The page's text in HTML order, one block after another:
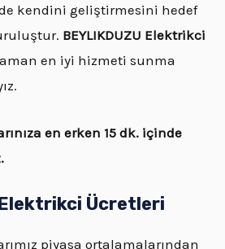
kendini geliştirmesini hedef
BEYLIKDUZU Elektrikci
en iyi hizmeti sunma
en erken 15 dk. içinde
Elektrikci Ücretleri
piyasa ortalamalarından